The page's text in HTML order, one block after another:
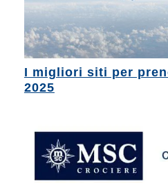
I migliori siti per
2025